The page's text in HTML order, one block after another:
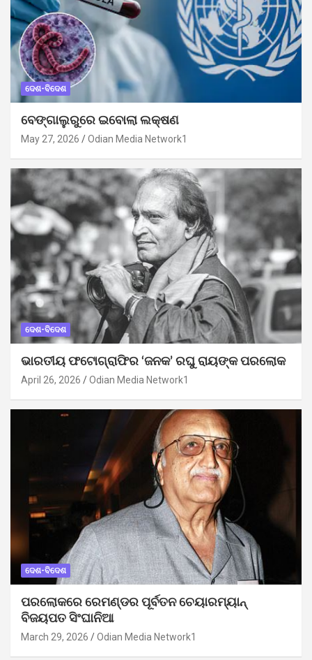
ଦେଶ-ବିଦେଶ
ବେଙ୍ଗାଲୁରୁରେ ଇବୋଲା ଲକ୍ଷଣ
May 27, 2026 Odian Media Network1
ଦେଶ-ବିଦେଶ
ଭାରତୀୟ ଫଟୋଗ୍ରାଫିର ‘ଜନକ’ ରଘୁ ରାୟଙ୍କ ପରଲୋକ
April 26, 2026 Odian Media Network1
ଦେଶ-ବିଦେଶ
ପରଲୋକରେ ରେମଣ୍ଡର ପୂର୍ବତନ ଚେୟାରମ୍ୟାନ୍
ବିଜୟପତ ସିଂଘାନିଆ
March 29, 2026 Odian Media Network1